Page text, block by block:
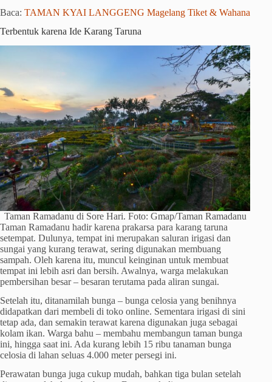
Baca: TAMAN KYAI LANGGENG Magelang Tiket & Wahana
Terbentuk karena Ide Karang Taruna
Taman Ramadanu di Sore Hari. Foto: Gmap/Taman Ramadanu
Taman Ramadanu hadir karena prakarsa para karang taruna
setempat. Dulunya, tempat ini merupakan saluran irigasi dan
sungai yang kurang terawat, sering digunakan membuang
sampah. Oleh karena itu, muncul keinginan untuk membuat
tempat ini lebih asri dan bersih. Awalnya, warga melakukan
pembersihan besar – besaran terutama pada aliran sungai.
Setelah itu, ditanamilah bunga – bunga celosia yang benihnya
didapatkan dari membeli di toko online. Sementara irigasi di sini
tetap ada, dan semakin terawat karena digunakan juga sebagai
kolam ikan. Warga bahu – membahu membangun taman bunga
ini, hingga saat ini. Ada kurang lebih 15 ribu tanaman bunga
celosia di lahan seluas 4.000 meter persegi ini.
Perawatan bunga juga cukup mudah, bahkan tiga bulan setelah